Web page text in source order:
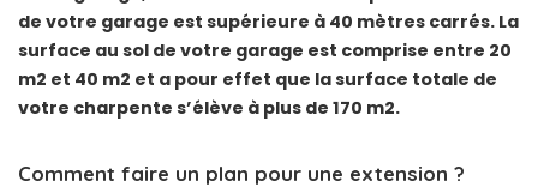
de votre garage est supérieure à 40 mètres carrés. La
surface au sol de votre garage est comprise entre 20
m2 et 40 m2 et a pour effet que la surface totale de
votre charpente s’élève à plus de 170 m2.
Comment faire un plan pour une extension ?